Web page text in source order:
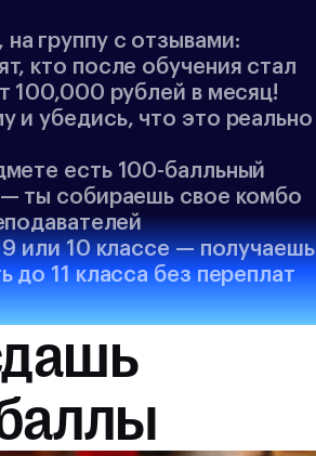
, на группу с отзывами:
кто после обучения стал
100,000 рублей в месяц!
и убедись, что это реально
есть 100-балльный
— ты собираешь свое комбо
или 10 классе — получаешь
до 11 класса без переплат